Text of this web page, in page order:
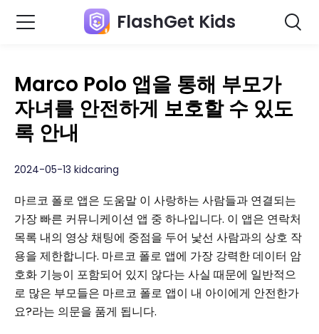
FlashGet Kids
Marco Polo 앱을 통해 부모가
자녀를 안전하게 보호할 수 있도
록 안내
2024-05-13 kidcaring
마르코 폴로 앱은 도움말 이 사랑하는 사람들과 연결되는
가장 빠른 커뮤니케이션 앱 중 하나입니다. 이 앱은 연락처
목록 내의 영상 채팅에 중점을 두어 낯선 사람과의 상호 작
용을 제한합니다. 마르코 폴로 앱에 가장 강력한 데이터 암
호화 기능이 포함되어 있지 않다는 사실 때문에 일반적으
로 많은 부모들은 마르코 폴로 앱이 내 아이에게 안전한가
요?라는 의문을 품게 됩니다.